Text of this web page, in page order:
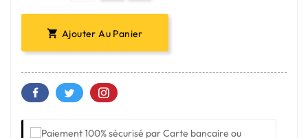
 Ajouter Au Panier